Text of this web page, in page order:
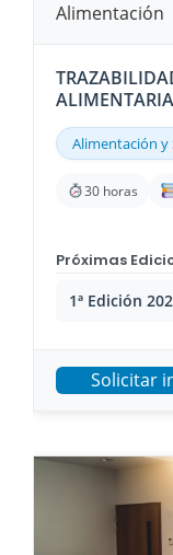
Alimentación
ALIMENTARIA
Alimentación y
30 horas
Próximas
1ª Edición
Solicitar